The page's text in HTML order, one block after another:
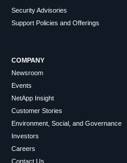
Security Advisories
Support Policies and Offerings
COMPANY
Newsroom
Events
NetApp Insight
Customer Stories
Environment, Social, and Governance
Investors
Careers
Contact Us